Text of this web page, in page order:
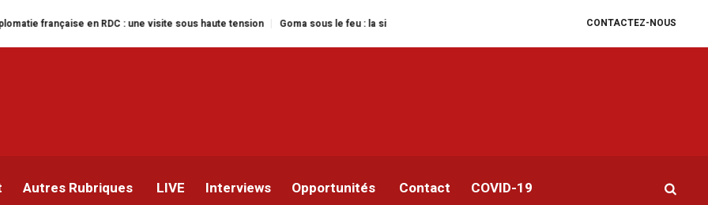
CONTACTEZ-NOUS
en RDC : une visite sous haute tension Goma sous le feu : la situation humanitaire se dégrade William Ruto convoque un sommet
Autres Rubriques LIVE Interviews Opportunités Contact COVID-19